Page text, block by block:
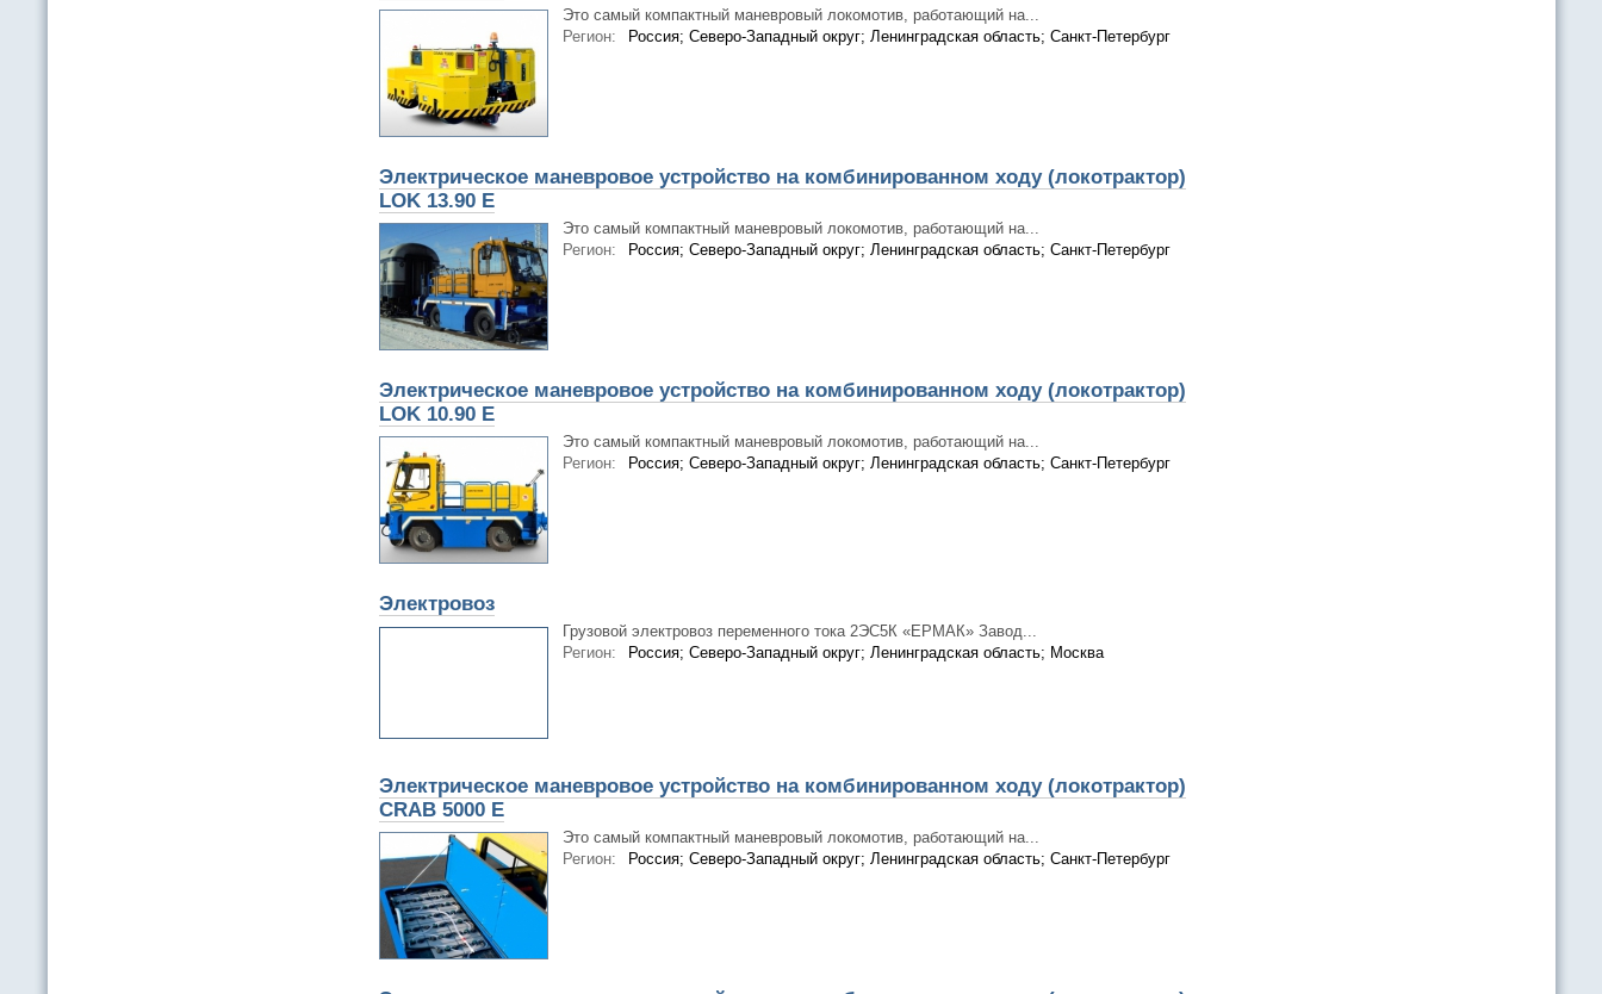
Это самый компактный маневровый локомотив, работающий на...
Регион:
Россия; Северо-Западный округ; Ленинградская область; Санкт-Петербург
Электрическое маневровое устройство на комбинированном ходу (локотрактор)
LOK 13.90 E
Это самый компактный маневровый локомотив, работающий на...
Регион:
Россия; Северо-Западный округ; Ленинградская область; Санкт-Петербург
Электрическое маневровое устройство на комбинированном ходу (локотрактор)
LOK 10.90 E
Это самый компактный маневровый локомотив, работающий на...
Регион:
Россия; Северо-Западный округ; Ленинградская область; Санкт-Петербург
Электровоз
Грузовой электровоз переменного тока 2ЭС5К «ЕРМАК» Завод...
Регион:
Россия; Северо-Западный округ; Ленинградская область; Москва
Электрическое маневровое устройство на комбинированном ходу (локотрактор)
CRAB 5000 E
Это самый компактный маневровый локомотив, работающий на...
Регион:
Россия; Северо-Западный округ; Ленинградская область; Санкт-Петербург